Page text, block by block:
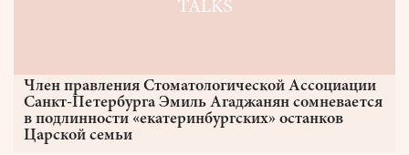
Член правления Стоматологической Ассоциации
Санкт-Петербурга Эмиль Агаджанян сомневается
в подлинности «екатеринбургских» останков
Царской семьи